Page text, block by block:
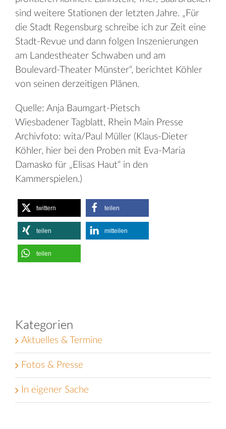
sind weitere Stationen der letzten Jahre. „Für
die Stadt Regensburg schreibe ich zur Zeit eine
Stadt-Revue und dann folgen Inszenierungen
am Landestheater Schwaben und am
Boulevard-Theater Münster“, berichtet Köhler
von seinen derzeitigen Plänen.
Quelle: Anja Baumgart-Pietsch
Wiesbadener Tagblatt, Rhein Main Presse
Archivfoto: wita/Paul Müller (Klaus-Dieter
Köhler, hier bei den Proben mit Eva-Maria
Damasko für „Elisas Haut“ in den
Kammerspielen.)
twittern teilen
teilen mitteilen
teilen
Kategorien
Aktuelles & Termine
Fotos & Presse
In eigener Sache